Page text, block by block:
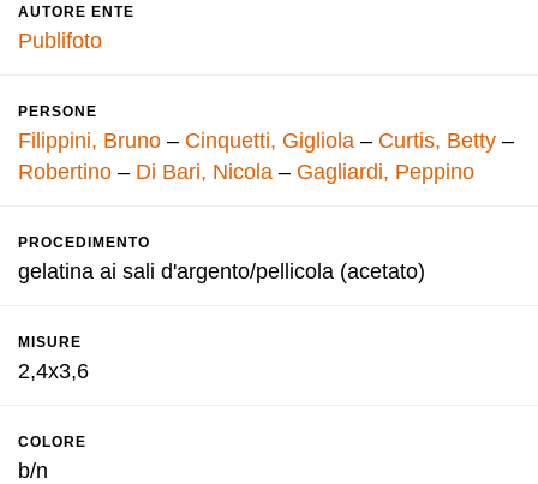
AUTORE ENTE
Publifoto
PERSONE
Filippini, Bruno – Cinquetti, Gigliola – Curtis, Betty –
Robertino – Di Bari, Nicola – Gagliardi, Peppino
PROCEDIMENTO
gelatina ai sali d'argento/pellicola (acetato)
MISURE
2,4x3,6
COLORE
b/n